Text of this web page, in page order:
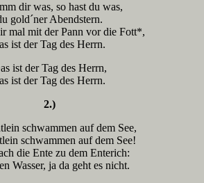
dir was, so hast du was,
gold´ner Abendstern.
mal mit der Pann vor die Fott*,
ist der Tag des Herrn.
ist der Tag des Herrn,
ist der Tag des Herrn.
2.)
schwammen auf dem See,
schwammen auf dem See!
die Ente zu dem Enterich:
Wasser, ja da geht es nicht.